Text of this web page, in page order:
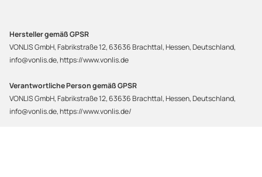
Hersteller gemäß GPSR
VONLIS GmbH, Fabrikstraße 12, 63636 Brachttal, Hessen, Deutschland,
info@vonlis.de, https://www.vonlis.de
Verantwortliche Person gemäß GPSR
VONLIS GmbH, Fabrikstraße 12, 63636 Brachttal, Hessen, Deutschland,
info@vonlis.de, https://www.vonlis.de/